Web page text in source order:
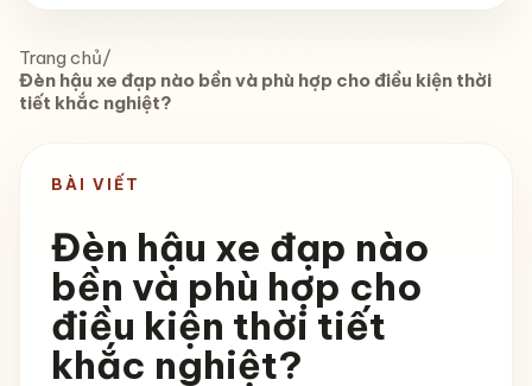
Trang chủ/
Đèn hậu xe đạp nào bền và phù hợp cho điều kiện thời
tiết khắc nghiệt?
BÀI VIẾT
Đèn hậu xe đạp nào
bền và phù hợp cho
điều kiện thời tiết
khắc nghiệt?